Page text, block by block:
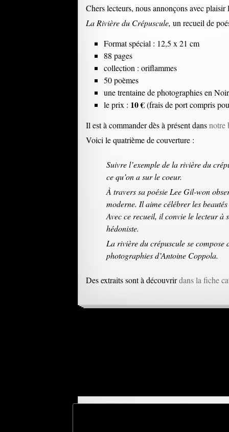
Chers lecteurs, nous annonçons avec
La Rivière du Crépuscule, un recueil de
Format spécial : 12,5 x 21 cm
88 pages
collection : oriflammes
50 poèmes
une trentaine de photographies en
le prix : 10 €(frais de port compris
Il est à commander dès à présent dansnotre
Voici le quatrième de couverture :
Suivre l’exemple de la rivière du
ce qu’on a sur le coeur.
À travers sa poésie Lee Gil-won
moderne. Il aime célébrer les
Avec ce recueil, il convie le lecteur à
hédoniste.
La rivière du crépuscule se
photographies d’Antoine Coppola.
Des extraits sont à découvrirdans la fiche